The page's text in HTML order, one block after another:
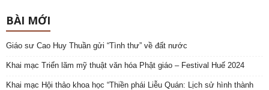
BÀI MỚI
Giáo sư Cao Huy Thuần gửi “Tình thư” về đất nước
Khai mạc Triển lãm mỹ thuật văn hóa Phật giáo – Festival Huế 2024
Khai mạc Hội thảo khoa học “Thiền phái Liễu Quán: Lịch sử hình thành